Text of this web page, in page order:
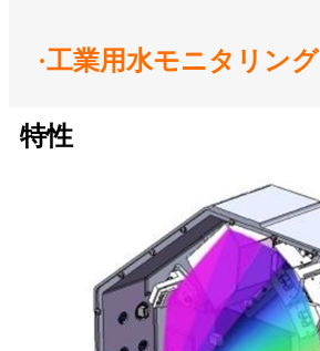
·工業用水モニタリング
特性